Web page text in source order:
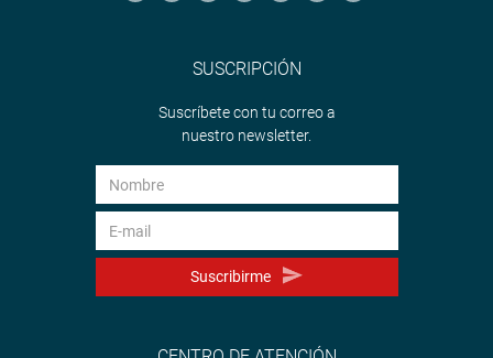
SUSCRIPCIÓN
Suscríbete con tu correo a
nuestro newsletter.
Suscribirme